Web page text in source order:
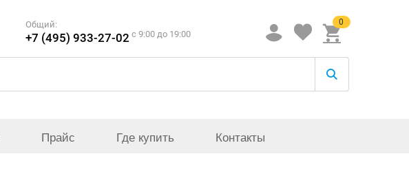
Общий:
+7 (495) 933-27-02 c 9:00 до 19:00
0
Прайс Где купить Контакты